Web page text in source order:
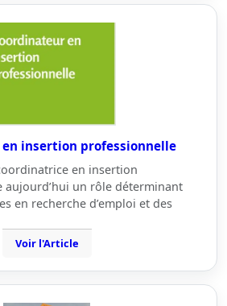
insertion professionnelle
en insertion
aujourd’hui un rôle déterminant
en recherche d’emploi et des
Voir l'Article